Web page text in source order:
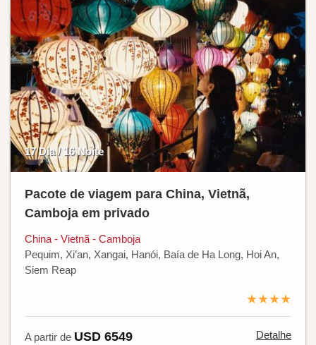
17 Dia / 16 Noite
Pacote de viagem para China, Vietnã,
Camboja em privado
China - Vietnã - Camboja
Pequim, Xi’an, Xangai, Hanói, Baía de Ha Long, Hoi An,
Siem Reap
★★★★
A partir de USD 6549 Detalhe